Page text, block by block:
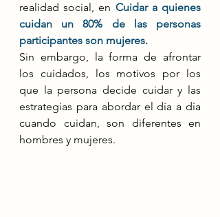
realidad social, en Cuidar a quienes
cuidan un 80% de las personas
participantes son mujeres.
Sin embargo, la forma de afrontar
los cuidados, los motivos por los
que la persona decide cuidar y las
estrategias para abordar el día a día
cuando cuidan, son diferentes en
hombres y mujeres.